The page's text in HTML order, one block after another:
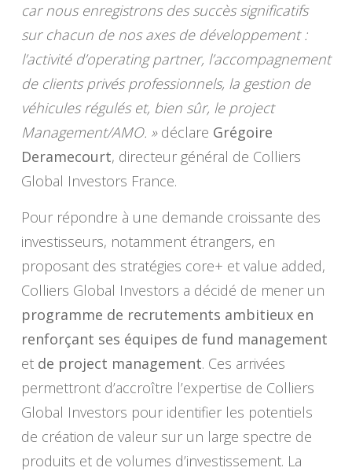
car nous enregistrons des succès significatifs
sur chacun de nos axes de développement :
l’activité d’operating partner, l’accompagnement
de clients privés professionnels, la gestion de
véhicules régulés et, bien sûr, le project
Management/AMO. »déclare Grégoire
Deramecourt, directeur général de Colliers
Global Investors France.
Pour répondre à une demande croissante des
investisseurs, notamment étrangers, en
proposant des stratégies core+ et value added,
Colliers Global Investors a décidé de mener un
programme de recrutements ambitieux en
renforçant ses équipes de fund management
et de project management. Ces arrivées
permettront d’accroître l’expertise de Colliers
Global Investors pour identifier les potentiels
de création de valeur sur un large spectre de
produits et de volumes d’investissement. La